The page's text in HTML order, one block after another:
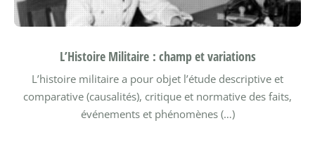
L’Histoire Militaire : champ et variations
L’histoire militaire a pour objet l’étude descriptive et
comparative (causalités), critique et normative des faits,
événements et phénomènes (…)